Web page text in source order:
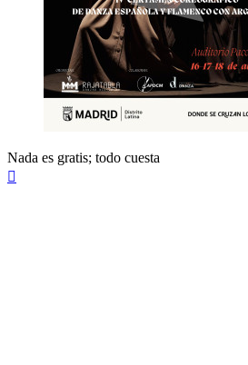
Nada es gratis; todo cuesta